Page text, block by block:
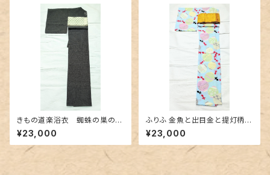
きもの道楽浴衣 蜘蛛の巣の刺
繍紋 Sサイズ
¥23,000
ふりふ 金魚と出目金と提灯柄の
セオα浴衣
¥23,000